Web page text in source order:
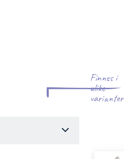
Finnes i
ulike
varianter